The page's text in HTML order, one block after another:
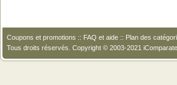
Coupons et promotions :: FAQ et aide :: Plan des
Tous droits réservés. Copyright © 2003-2021